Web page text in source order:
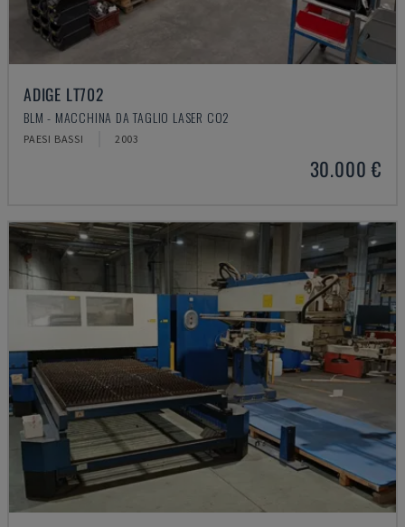
ADIGE LT702
BLM - MACCHINA DA TAGLIO LASER CO2
PAESI BASSI 2003
30.000 €